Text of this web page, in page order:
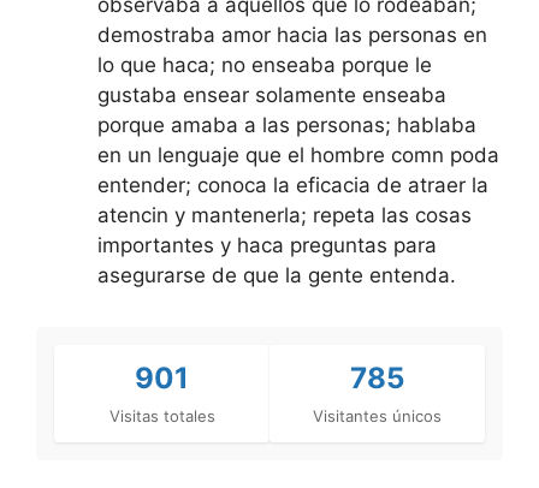
observaba a aquellos que lo rodeaban;
demostraba amor hacia las personas en
lo que haca; no enseaba porque le
gustaba ensear solamente enseaba
porque amaba a las personas; hablaba
en un lenguaje que el hombre comn poda
entender; conoca la eficacia de atraer la
atencin y mantenerla; repeta las cosas
importantes y haca preguntas para
asegurarse de que la gente entenda.
901
Visitas totales
785
Visitantes únicos